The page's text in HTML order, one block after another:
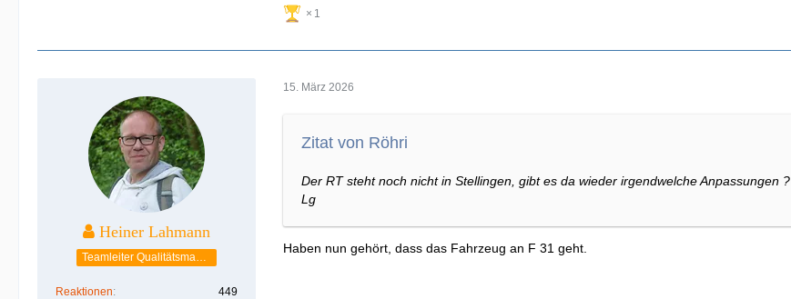
1
Heiner Lahmann
Teamleiter Qualitätsmanagement
Reaktionen
449
15. März 2026
Zitat von Röhri
Der RT steht noch nicht in Stellingen, gibt es da wieder irgendwelche Anpassungen ?
Lg
Haben nun gehört, dass das Fahrzeug an F 31 geht.